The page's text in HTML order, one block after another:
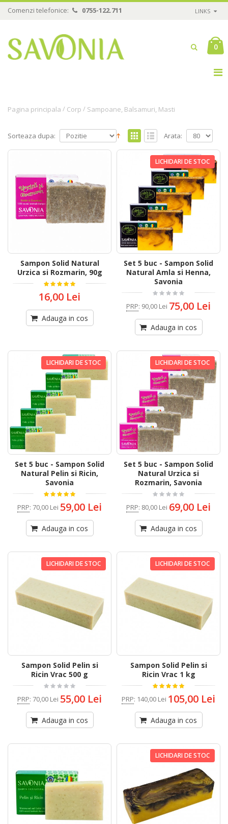
Comenzi telefonice: 0755-122.711 LINKS
0
Pagina principala / Corp / Sampoane, Balsamuri, Masti
Sorteaza dupa: Arata:
Sampon Solid Natural
Urzica si Rozmarin, 90g
16,00 Lei
Adauga in cos
LICHIDARI DE STOC
Set 5 buc - Sampon Solid
Natural Amla si Henna,
Savonia
PRP: 90,00 Lei 75,00 Lei
Adauga in cos
LICHIDARI DE STOC
Set 5 buc - Sampon Solid
Natural Pelin si Ricin,
Savonia
PRP: 70,00 Lei 59,00 Lei
Adauga in cos
LICHIDARI DE STOC
Set 5 buc - Sampon Solid
Natural Urzica si
Rozmarin, Savonia
PRP: 80,00 Lei 69,00 Lei
Adauga in cos
LICHIDARI DE STOC
Sampon Solid Pelin si
Ricin Vrac 500 g
PRP: 70,00 Lei 55,00 Lei
Adauga in cos
LICHIDARI DE STOC
Sampon Solid Pelin si
Ricin Vrac 1 kg
PRP: 140,00 Lei 105,00 Lei
Adauga in cos
LICHIDARI DE STOC